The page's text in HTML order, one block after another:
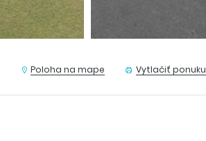
Poloha na mape Vytlačiť ponuku